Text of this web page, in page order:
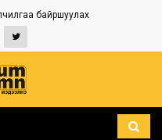
байршуулах